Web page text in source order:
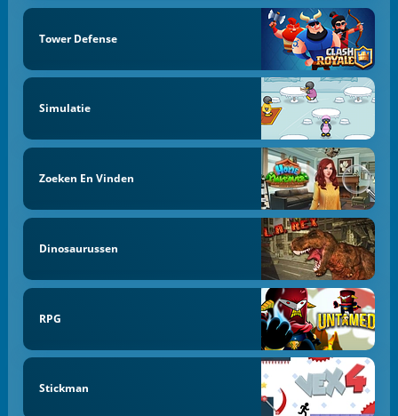
Tower Defense
Simulatie
Zoeken En Vinden
Dinosaurussen
RPG
Stickman